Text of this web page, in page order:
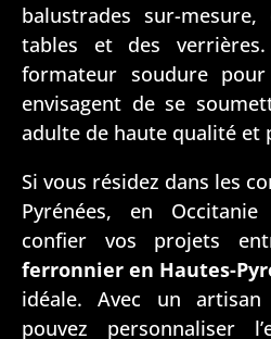
balustrades sur-
tables et des
formateur soudure
envisagent de se
adulte de haute qualité et
Si vous résidez dans les
Pyrénées, en
confier vos projets
ferronnier en Hautes-
idéale. Avec un
pouvez personnaliser